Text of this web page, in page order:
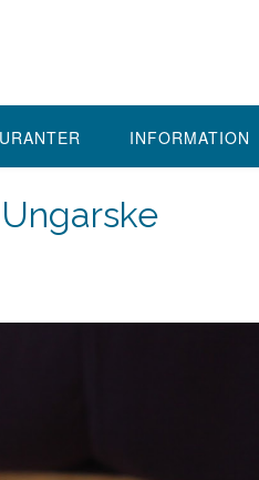
INFORMATION